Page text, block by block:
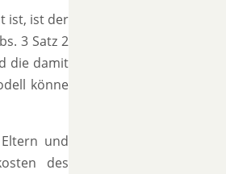
ist, ist der
3 Satz 2
die damit
könne
und
des